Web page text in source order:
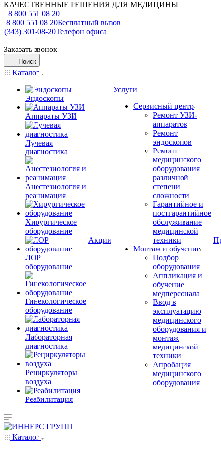
КАЧЕСТВЕННЫЕ РЕШЕНИЯ ДЛЯ МЕДИЦИНЫ
8 800 551 08 20
8 800 551 08 20Бесплатный вызов
(343) 301-08-20Телефон офиса
Заказать звонок
Поиск
Каталог
Эндоскопы
Аппараты УЗИ
Лучевая
диагностика
Анестезиология и
реанимация
Хирургическое
оборудование
ЛОР
оборудование
Гинекологическое
оборудование
Лабораторная
диагностика
Рециркуляторы
воздуха
Реабилитация
Акции
Услуги
Сервисный центр
Ремонт УЗИ-
аппаратов
Ремонт
эндоскопов
Ремонт
медицинского
оборудования
различной
степени
сложности
Гарантийное и
постгарантийное
обслуживание
медицинской
техники
Монтаж и обучение
Подбор
оборудования
Аппликация и
обучение
медперсонала
Ввод в
эксплуатацию
медицинского
оборудования и
монтаж
медицинской
техники
Апробация
медицинского
оборудования
Каталог